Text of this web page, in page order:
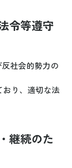
令等遵守
社会的勢力の
り、適切な法
継続のた